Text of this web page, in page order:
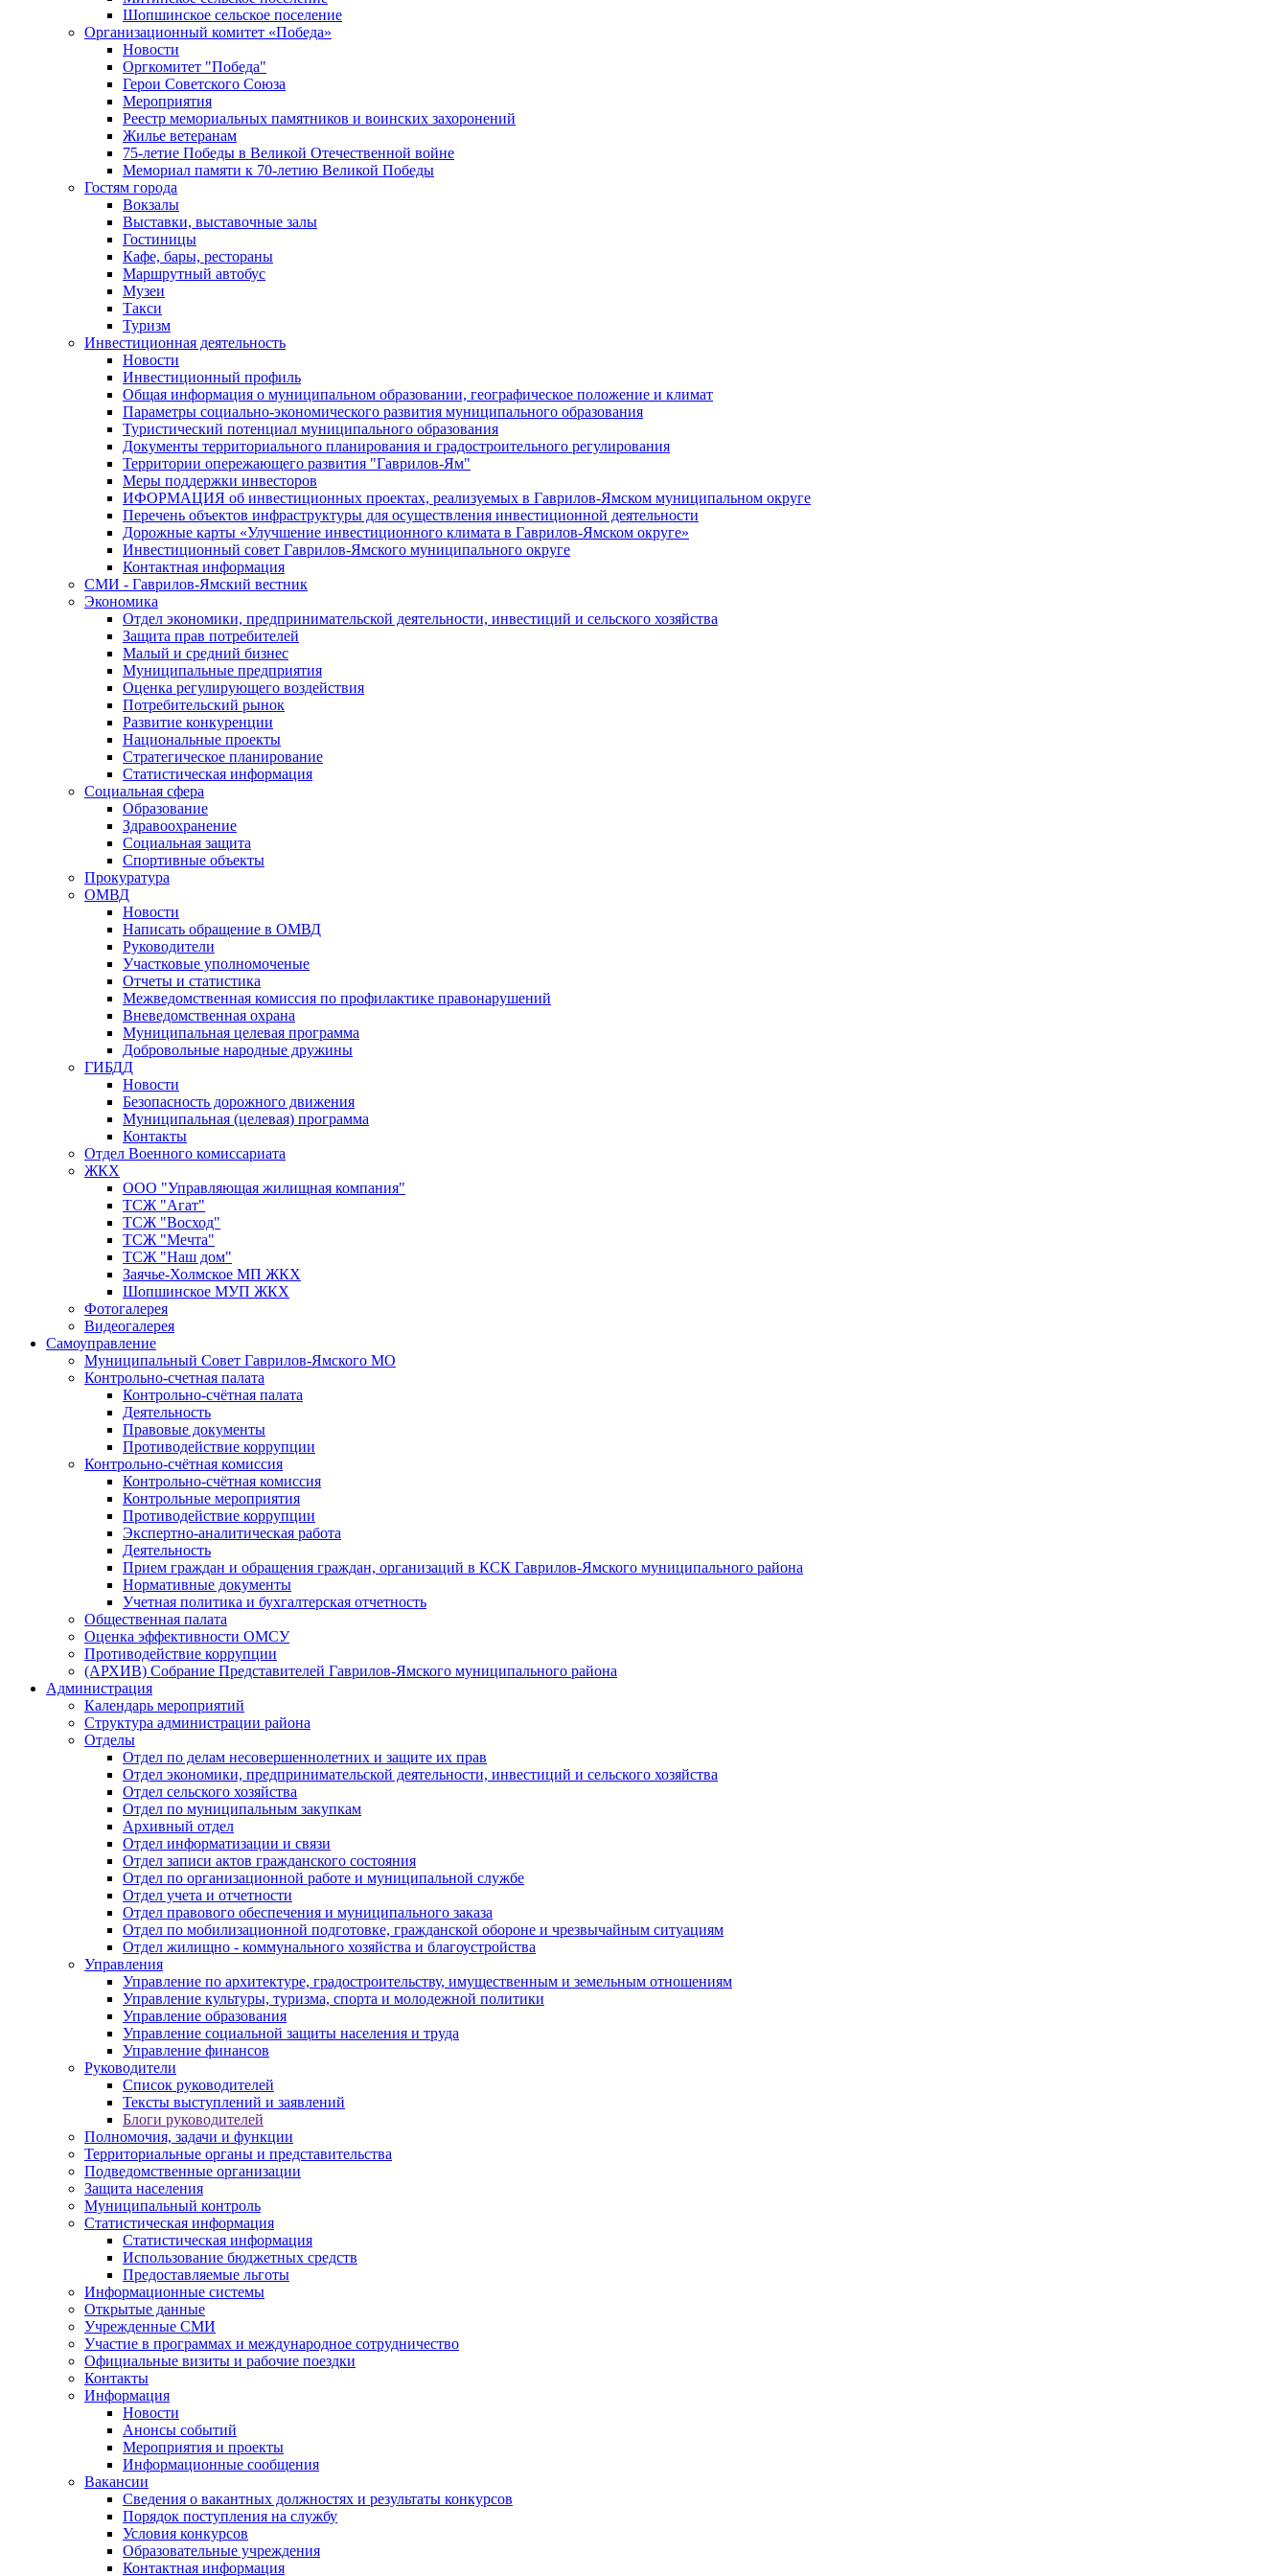
Шопшинское сельское поселение
Организационный комитет «Победа»
Новости
Оргкомитет "Победа"
Герои Советского Союза
Мероприятия
Реестр мемориальных памятников и воинских захоронений
Жилье ветеранам
75-летие Победы в Великой Отечественной войне
Мемориал памяти к 70-летию Великой Победы
Гостям города
Вокзалы
Выставки, выставочные залы
Гостиницы
Кафе, бары, рестораны
Маршрутный автобус
Музеи
Такси
Туризм
Инвестиционная деятельность
Новости
Инвестиционный профиль
Общая информация о муниципальном образовании, географическое положение и климат
Параметры социально-экономического развития муниципального образования
Туристический потенциал муниципального образования
Документы территориального планирования и градостроительного регулирования
Территории опережающего развития "Гаврилов-Ям"
Меры поддержки инвесторов
ИФОРМАЦИЯ об инвестиционных проектах, реализуемых в Гаврилов-Ямском муниципальном округе
Перечень объектов инфраструктуры для осуществления инвестиционной деятельности
Дорожные карты «Улучшение инвестиционного климата в Гаврилов-Ямском округе»
Инвестиционный совет Гаврилов-Ямского муниципального округе
Контактная информация
СМИ - Гаврилов-Ямский вестник
Экономика
Отдел экономики, предпринимательской деятельности, инвестиций и сельского хозяйства
Защита прав потребителей
Малый и средний бизнес
Муниципальные предприятия
Оценка регулирующего воздействия
Потребительский рынок
Развитие конкуренции
Национальные проекты
Стратегическое планирование
Статистическая информация
Социальная сфера
Образование
Здравоохранение
Социальная защита
Спортивные объекты
Прокуратура
ОМВД
Новости
Написать обращение в ОМВД
Руководители
Участковые уполномоченые
Отчеты и статистика
Межведомственная комиссия по профилактике правонарушений
Вневедомственная охрана
Муниципальная целевая программа
Добровольные народные дружины
ГИБДД
Новости
Безопасность дорожного движения
Муниципальная (целевая) программа
Контакты
Отдел Военного комиссариата
ЖКХ
ООО "Управляющая жилищная компания"
ТСЖ "Агат"
ТСЖ "Восход"
ТСЖ "Мечта"
ТСЖ "Наш дом"
Заячье-Холмское МП ЖКХ
Шопшинское МУП ЖКХ
Фотогалерея
Видеогалерея
Самоуправление
Муниципальный Совет Гаврилов-Ямского МО
Контрольно-счетная палата
Контрольно-счётная палата
Деятельность
Правовые документы
Противодействие коррупции
Контрольно-счётная комиссия
Контрольно-счётная комиссия
Контрольные мероприятия
Противодействие коррупции
Экспертно-аналитическая работа
Деятельность
Прием граждан и обращения граждан, организаций в КСК Гаврилов-Ямского муниципального района
Нормативные документы
Учетная политика и бухгалтерская отчетность
Общественная палата
Оценка эффективности ОМСУ
Противодействие коррупции
(АРХИВ) Собрание Представителей Гаврилов-Ямского муниципального района
Администрация
Календарь мероприятий
Структура администрации района
Отделы
Отдел по делам несовершеннолетних и защите их прав
Отдел экономики, предпринимательской деятельности, инвестиций и сельского хозяйства
Отдел сельского хозяйства
Отдел по муниципальным закупкам
Архивный отдел
Отдел информатизации и связи
Отдел записи актов гражданского состояния
Отдел по организационной работе и муниципальной службе
Отдел учета и отчетности
Отдел правового обеспечения и муниципального заказа
Отдел по мобилизационной подготовке, гражданской обороне и чрезвычайным ситуациям
Отдел жилищно - коммунального хозяйства и благоустройства
Управления
Управление по архитектуре, градостроительству, имущественным и земельным отношениям
Управление культуры, туризма, спорта и молодежной политики
Управление образования
Управление социальной защиты населения и труда
Управление финансов
Руководители
Список руководителей
Тексты выступлений и заявлений
Блоги руководителей
Полномочия, задачи и функции
Территориальные органы и представительства
Подведомственные организации
Защита населения
Муниципальный контроль
Статистическая информация
Статистическая информация
Использование бюджетных средств
Предоставляемые льготы
Информационные системы
Открытые данные
Учрежденные СМИ
Участие в программах и международное сотрудничество
Официальные визиты и рабочие поездки
Контакты
Информация
Новости
Анонсы событий
Мероприятия и проекты
Информационные сообщения
Вакансии
Сведения о вакантных должностях и результаты конкурсов
Порядок поступления на службу
Условия конкурсов
Образовательные учреждения
Контактная информация